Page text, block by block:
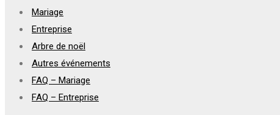
Mariage
Entreprise
Arbre de noël
Autres événements
FAQ – Mariage
FAQ – Entreprise